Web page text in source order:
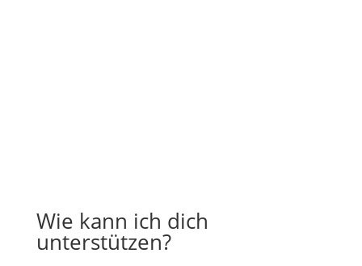
Wie kann ich dich
unterstützen?